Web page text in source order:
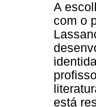
A
com o
está